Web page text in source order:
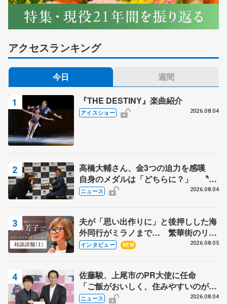
アクセスランキング
今日 週間
『THE DESTINY』楽曲紹介
アイスショー 2026.08.04
高橋大輔さん、金3つの迫力を感嘆
自身のメダルは「どちらに？」 〝リ
ス兄弟〟オリンピック3連覇の野村忠
ニュース 2026.08.04
夫が「思い出作りに」と後押しした海
外同行がミラノまで… 繁華街のリン
クでは不良のお兄さんも味方に 小林
インタビュー NEW 2026.08.05
佐藤駿、上尾市のPR大使に任命
「ご飯がおいしく、住みやすいのが魅
力」
ニュース 2026.08.04